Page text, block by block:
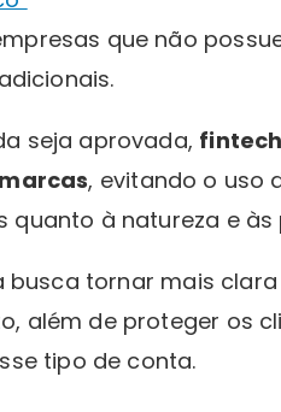
que não
seja aprovada,
, evitando o uso
quanto à natureza e
busca tornar mais
além de proteger os
tipo de conta.